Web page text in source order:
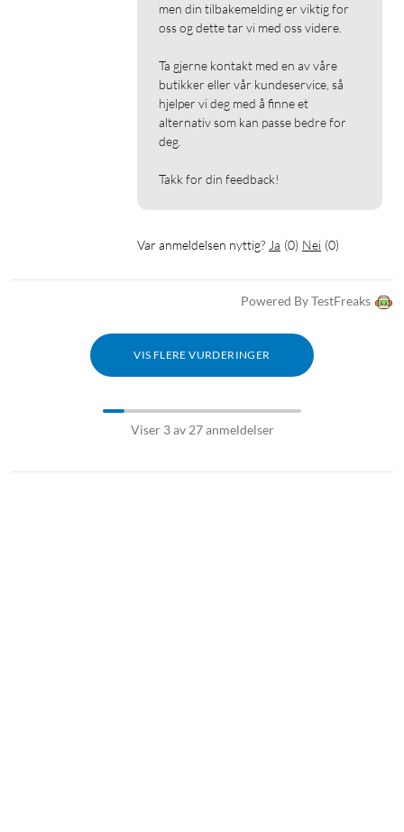
men din tilbakemelding er viktig for
oss og dette tar vi med oss videre.
Ta gjerne kontakt med en av våre
butikker eller vår kundeservice, så
hjelper vi deg med å finne et
alternativ som kan passe bedre for
deg.
Takk for din feedback!
Var anmeldelsen nyttig? Ja (0) Nei (0)
Powered By TestFreaks
VIS FLERE VURDERINGER
Viser 3 av 27 anmeldelser